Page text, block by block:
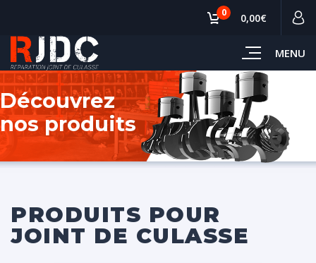
MENU
0 0,00€
Découvrez
nos produits
PRODUITS POUR
JOINT DE CULASSE